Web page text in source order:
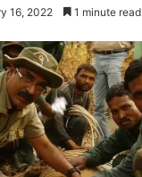
16, 2022 1 minute read